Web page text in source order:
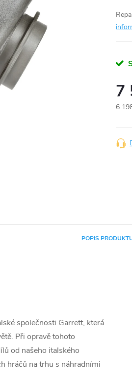
7
6
cena:
POPIS
společnosti Garrett, která
Při opravě tohoto
od našeho italského
hráčů na trhu s náhradními